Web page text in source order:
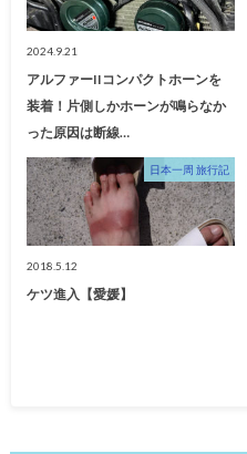
2024.9.21
アルファーIIコンパクトホーンを
装着！片側しかホーンが鳴らなか
った原因は断線…
日本一周 旅行記
2018.5.12
ケツ進入【愛媛】